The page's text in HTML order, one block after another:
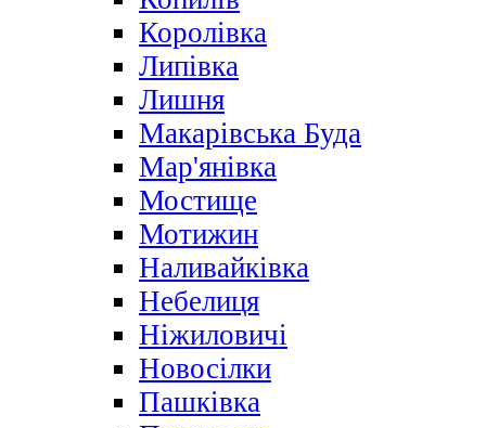
Королівка
Липівка
Лишня
Макарівська Буда
Мар'янівка
Мостище
Мотижин
Наливайківка
Небелиця
Ніжиловичі
Новосілки
Пашківка